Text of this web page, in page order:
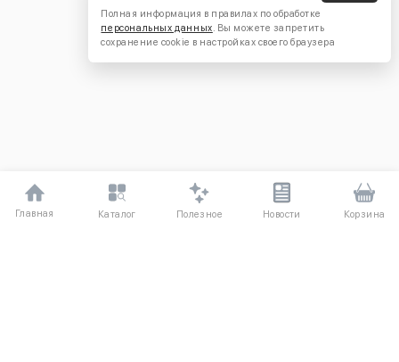
Главная Каталог Полезное Новости Корзина
Полная информация в правилах по обработке
персональных данных. Вы можете запретить
сохранение cookie в настройках своего браузера